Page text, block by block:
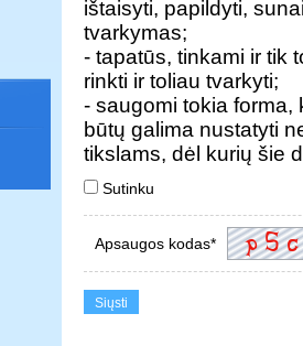
ištaisyti, papildyti,
tvarkymas;
- tapatūs, tinkami ir tik
rinkti ir toliau tvarkyti;
- saugomi tokia
būtų galima nustatyti
tikslams, dėl kurių šie
Sutinku
Apsaugos kodas*